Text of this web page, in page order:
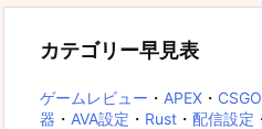
カテゴリー早見表
ゲームレビュー ・ APEX ・ CSGO
器 ・ AVA設定 ・ Rust ・ 配信設定